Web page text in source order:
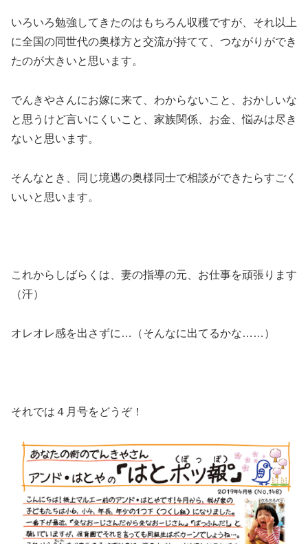
いろいろ勉強してきたのはもちろん収穫ですが、それ以上
に全国の同世代の奥様方と交流が持てて、つながりができ
たのが大きいと思います。
でんきやさんにお嫁に来て、わからないこと、おかしいな
と思うけど言いにくいこと、家族関係、お金、悩みは尽き
ないと思います。
そんなとき、同じ境遇の奥様同士で相談ができたらすごく
いいと思います。
これからしばらくは、妻の指導の元、お仕事を頑張ります
（汗）
オレオレ感を出さずに…（そんなに出てるかな……）
それでは４月号をどうぞ！